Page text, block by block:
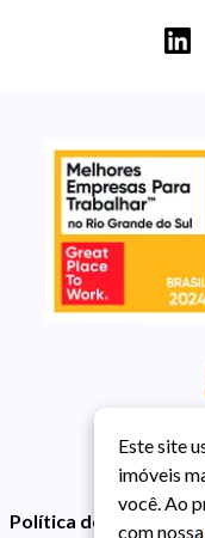
Política de Privacidade
Este site
imóveis
você. Ao
com nossa